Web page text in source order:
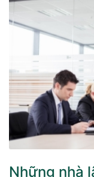
Những nhà